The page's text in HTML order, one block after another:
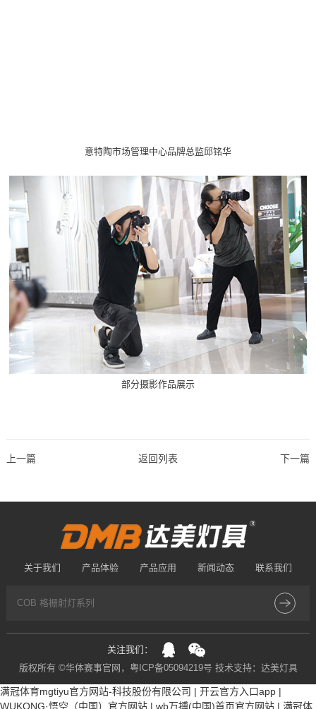
意特陶市场管理中心品牌总监邱铭华
部分摄影作品展示
上一篇 返回列表 下一篇
关于我们 产品体验 产品应用 新闻动态 联系我们
关注我们：
版权所有 ©华体赛事官网， 粤ICP备05094219号 技术支持： 达美灯具
满冠体育mgtiyu官方网站-科技股份有限公司 | 开云官方入口app |
WUKONG·悟空（中国）官方网站 | wb万搏(中国)首页官方网站 | 满冠体